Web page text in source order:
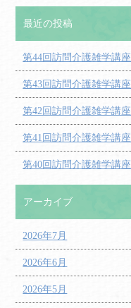
最近の投稿
第44回訪問介護雑学講座
第43回訪問介護雑学講座
第42回訪問介護雑学講座
第41回訪問介護雑学講座
第40回訪問介護雑学講座
アーカイブ
2026年7月
2026年6月
2026年5月